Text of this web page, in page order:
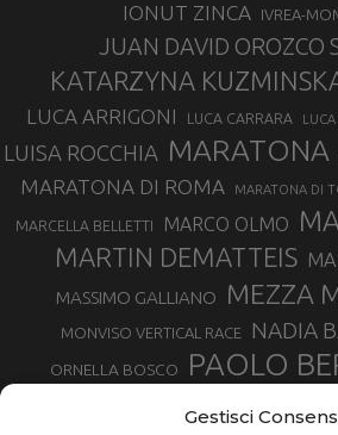
Gestisci
IONUT ZINCA IVREA-
JUAN DAVID OROZCO
KATARZYNA
LUCA ARRIGONI LUCA CARRARA LUCA
LUISA ROCCHIA MARATONA
MARATONA DI ROMA MARATONA DI
MARCELLA BELLETTI MARCO OLMO
MARTIN DEMATTEIS
MASSIMO GALLIANO MEZZA
MONVISO VERTICAL RACE NADIA
ORNELLA BOSCO PAOLO